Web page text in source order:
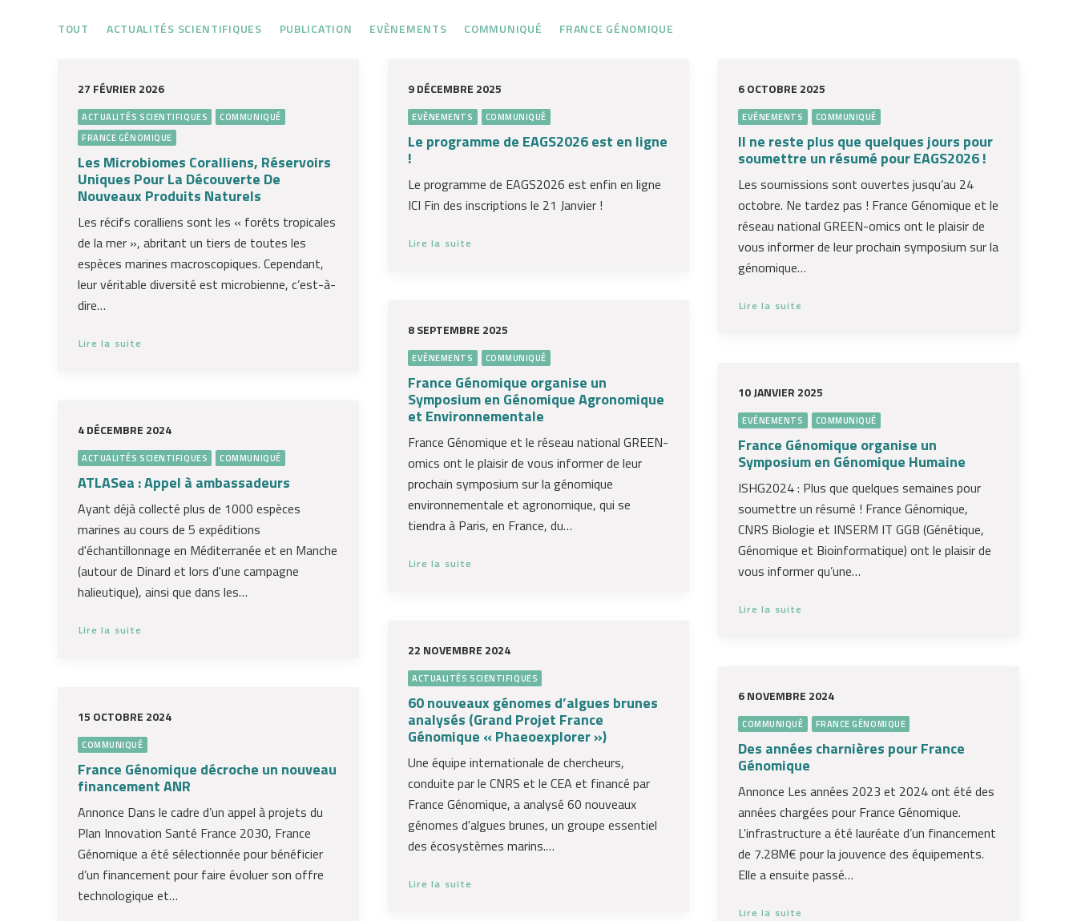
TOUT ACTUALITÉS SCIENTIFIQUES PUBLICATION EVÈNEMENTS COMMUNIQUÉ FRANCE GÉNOMIQUE
27 FÉVRIER 2026
ACTUALITÉS SCIENTIFIQUES
COMMUNIQUÉ
FRANCE GÉNOMIQUE
Les Microbiomes Coralliens, Réservoirs
Uniques Pour La Découverte De
Nouveaux Produits Naturels
Les récifs coralliens sont les « forêts tropicales
de la mer », abritant un tiers de toutes les
espèces marines macroscopiques. Cependant,
leur véritable diversité est microbienne, c’est-à-
dire…
Lire la suite
9 DÉCEMBRE 2025
EVÈNEMENTS COMMUNIQUÉ
Le programme de EAGS2026 est en ligne
!
Le programme de EAGS2026 est enfin en ligne
ICI Fin des inscriptions le 21 Janvier !
Lire la suite
6 OCTOBRE 2025
EVÈNEMENTS COMMUNIQUÉ
Il ne reste plus que quelques jours pour
soumettre un résumé pour EAGS2026 !
Les soumissions sont ouvertes jusqu’au 24
octobre. Ne tardez pas ! France Génomique et le
réseau national GREEN-omics ont le plaisir de
vous informer de leur prochain symposium sur la
génomique…
Lire la suite
8 SEPTEMBRE 2025
EVÈNEMENTS COMMUNIQUÉ
France Génomique organise un
Symposium en Génomique Agronomique
et Environnementale
France Génomique et le réseau national GREEN-
omics ont le plaisir de vous informer de leur
prochain symposium sur la génomique
environnementale et agronomique, qui se
tiendra à Paris, en France, du…
Lire la suite
10 JANVIER 2025
EVÈNEMENTS COMMUNIQUÉ
France Génomique organise un
Symposium en Génomique Humaine
ISHG2024 : Plus que quelques semaines pour
soumettre un résumé ! France Génomique,
CNRS Biologie et INSERM IT GGB (Génétique,
Génomique et Bioinformatique) ont le plaisir de
vous informer qu’une…
Lire la suite
4 DÉCEMBRE 2024
ACTUALITÉS SCIENTIFIQUES COMMUNIQUÉ
ATLASea : Appel à ambassadeurs
Ayant déjà collecté plus de 1000 espèces
marines au cours de 5 expéditions
d'échantillonnage en Méditerranée et en Manche
(autour de Dinard et lors d'une campagne
halieutique), ainsi que dans les…
Lire la suite
22 NOVEMBRE 2024
ACTUALITÉS SCIENTIFIQUES
60 nouveaux génomes d’algues brunes
analysés (Grand Projet France
Génomique « Phaeoexplorer »)
Une équipe internationale de chercheurs,
conduite par le CNRS et le CEA et financé par
France Génomique, a analysé 60 nouveaux
génomes d'algues brunes, un groupe essentiel
des écosystèmes marins.…
Lire la suite
6 NOVEMBRE 2024
COMMUNIQUÉ FRANCE GÉNOMIQUE
Des années charnières pour France
Génomique
Annonce Les années 2023 et 2024 ont été des
années chargées pour France Génomique.
L'infrastructure a été lauréate d’un financement
de 7.28M€ pour la jouvence des équipements.
Elle a ensuite passé…
Lire la suite
15 OCTOBRE 2024
COMMUNIQUÉ
France Génomique décroche un nouveau
financement ANR
Annonce Dans le cadre d’un appel à projets du
Plan Innovation Santé France 2030, France
Génomique a été sélectionnée pour bénéficier
d’un financement pour faire évoluer son offre
technologique et…